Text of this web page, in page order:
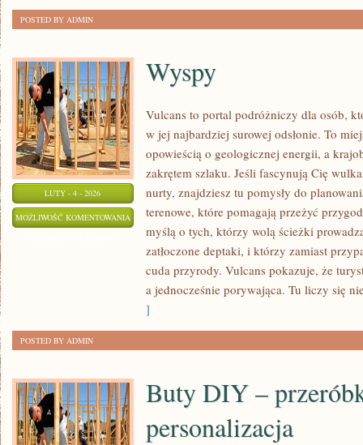
POSTED BY ADMIN
LUTY - 4 - 2026
MOŻLIWOŚĆ KOMENTOWANIA WYSPY
Wyspy
Vulcans to portal podróżniczy dla osób,
w jej najbardziej surowej odsłonie. To
opowieścią o geologicznej energii, a
zakrętem szlaku. Jeśli fascynują Cię
nurty, znajdziesz tu pomysły do
terenowe, które pomagają przeżyć
myślą o tych, którzy wolą ścieżki
zatłoczone deptaki, i którzy zamiast
cuda przyrody. Vulcans pokazuje, że
a jednocześnie porywająca. Tu liczy się
]
POSTED BY ADMIN
Buty DIY –
personalizacja